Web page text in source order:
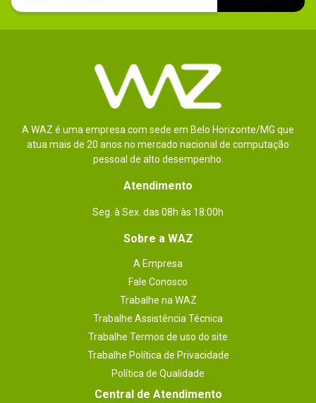
A WAZ é uma empresa com sede em Belo Horizonte/MG que
atua mais de 20 anos no mercado nacional de computação
pessoal de alto desempenho.
Atendimento
Seg. à Sex. das 08h às 18:00h
Sobre a WAZ
A Empresa
Fale Conosco
Trabalhe na WAZ
Trabalhe Assistência Técnica
Trabalhe Termos de uso do site
Trabalhe Política de Privacidade
Política de Qualidade
Central de Atendimento